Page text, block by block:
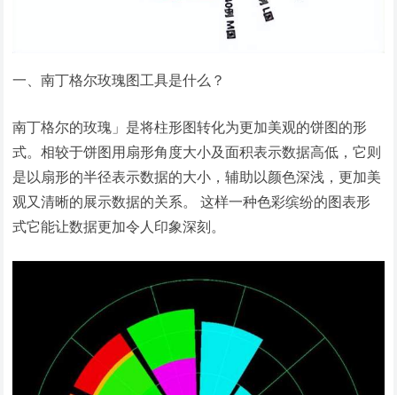
一、南丁格尔玫瑰图工具是什么？
南丁格尔的玫瑰」是将柱形图转化为更加美观的饼图的形
式。相较于饼图用扇形角度大小及面积表示数据高低，它则
是以扇形的半径表示数据的大小，辅助以颜色深浅，更加美
观又清晰的展示数据的关系。 这样一种色彩缤纷的图表形
式它能让数据更加令人印象深刻。